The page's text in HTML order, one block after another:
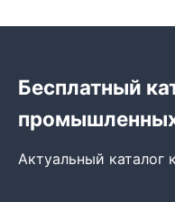
Бесплатный
Актуальный каталог